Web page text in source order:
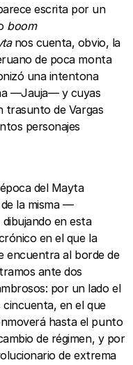
escrita por un
boom
nos cuenta, obvio, la
de poca monta
una intentona
—Jauja— y cuyas
trasunto de Vargas
personajes
del Mayta
la misma —
en esta
en el que la
encuentra al borde de
ante dos
por un lado el
cincuenta, en el que
hasta el punto
de régimen, y por
de extrema